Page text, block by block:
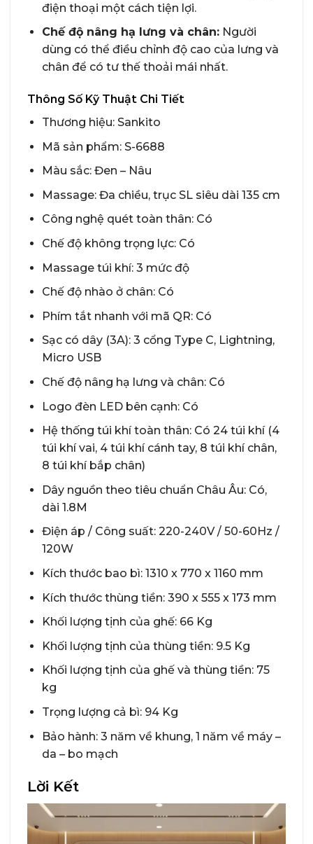
điện thoại một cách tiện lợi.
Chế độ nâng hạ lưng và chân:Người
dùng có thể điều chỉnh độ cao của lưng và
chân để có tư thế thoải mái nhất.
Thông Số Kỹ Thuật Chi Tiết
Thương hiệu: Sankito
Mã sản phẩm: S-6688
Màu sắc: Đen – Nâu
Massage: Đa chiều, trục SL siêu dài 135 cm
Công nghệ quét toàn thân: Có
Chế độ không trọng lực: Có
Massage túi khí: 3 mức độ
Chế độ nhào ở chân: Có
Phím tắt nhanh với mã QR: Có
Sạc có dây (3A): 3 cổng Type C, Lightning,
Micro USB
Chế độ nâng hạ lưng và chân: Có
Logo đèn LED bên cạnh: Có
Hệ thống túi khí toàn thân: Có 24 túi khí (4
túi khí vai, 4 túi khí cánh tay, 8 túi khí chân,
8 túi khí bắp chân)
Dây nguồn theo tiêu chuẩn Châu Âu: Có,
dài 1.8M
Điện áp / Công suất: 220-240V / 50-60Hz /
120W
Kích thước bao bì: 1310 x 770 x 1160 mm
Kích thước thùng tiền: 390 x 555 x 173 mm
Khối lượng tịnh của ghế: 66 Kg
Khối lượng tịnh của thùng tiền: 9.5 Kg
Khối lượng tịnh của ghế và thùng tiền: 75
kg
Trọng lượng cả bì: 94 Kg
Bảo hành: 3 năm về khung, 1 năm về máy –
da – bo mạch
Lời Kết